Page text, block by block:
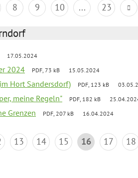
8 9 10 ... 23
17.05.2024
2024 PDF, 73 kB 15.05.2024
Hort Sandersdorf) PDF, 123 kB
meine Regeln" PDF, 182 kB
Grenzen PDF, 207 kB 16.04.2024
13 14 15 16 17 18